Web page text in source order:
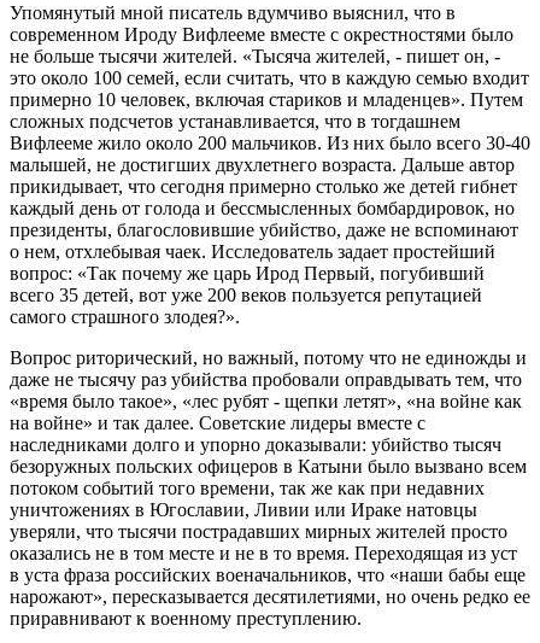
Упомянутый мной писатель вдумчиво выяснил, что в
современном Ироду Вифлееме вместе с окрестностями было
не больше тысячи жителей. «Тысяча жителей, - пишет он, -
это около 100 семей, если считать, что в каждую семью входит
примерно 10 человек, включая стариков и младенцев». Путем
сложных подсчетов устанавливается, что в тогдашнем
Вифлееме жило около 200 мальчиков. Из них было всего 30-40
малышей, не достигших двухлетнего возраста. Дальше автор
прикидывает, что сегодня примерно столько же детей гибнет
каждый день от голода и бессмысленных бомбардировок, но
президенты, благословившие убийство, даже не вспоминают
о нем, отхлебывая чаек. Исследователь задает простейший
вопрос: «Так почему же царь Ирод Первый, погубивший
всего 35 детей, вот уже 200 веков пользуется репутацией
самого страшного злодея?».
Вопрос риторический, но важный, потому что не единожды и
даже не тысячу раз убийства пробовали оправдывать тем, что
«время было такое», «лес рубят - щепки летят», «на войне как
на войне» и так далее. Советские лидеры вместе с
наследниками долго и упорно доказывали: убийство тысяч
безоружных польских офицеров в Катыни было вызвано всем
потоком событий того времени, так же как при недавних
уничтожениях в Югославии, Ливии или Ираке натовцы
уверяли, что тысячи пострадавших мирных жителей просто
оказались не в том месте и не в то время. Переходящая из уст
в уста фраза российских военачальников, что «наши бабы еще
нарожают», пересказывается десятилетиями, но очень редко ее
приравнивают к военному преступлению.